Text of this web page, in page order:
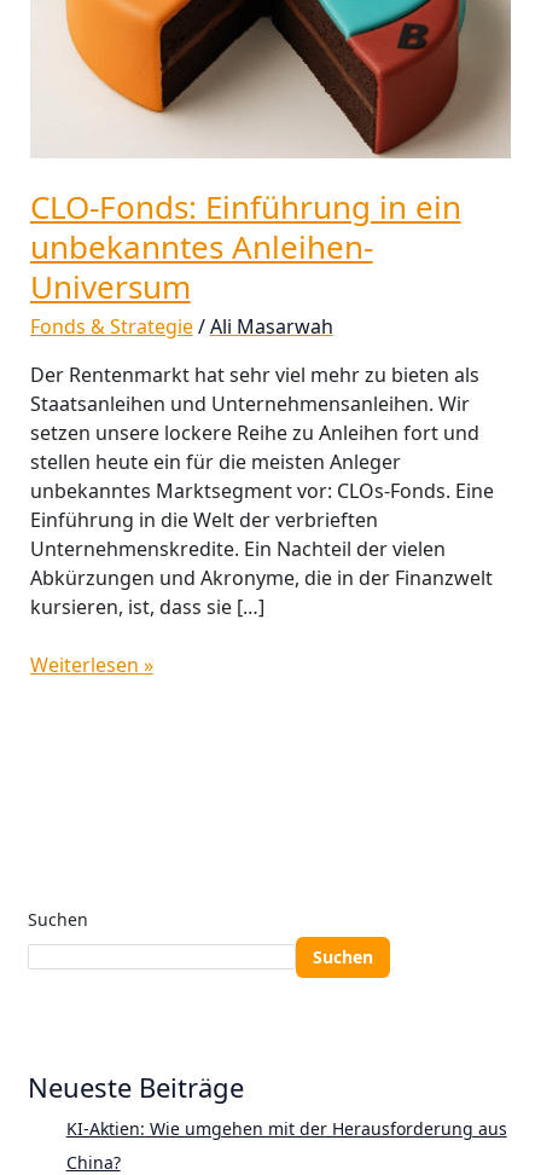
CLO-Fonds: Einführung in ein
unbekanntes Anleihen-
Universum
Fonds & Strategie/Ali Masarwah
Der Rentenmarkt hat sehr viel mehr zu bieten als
Staatsanleihen und Unternehmensanleihen. Wir
setzen unsere lockere Reihe zu Anleihen fort und
stellen heute ein für die meisten Anleger
unbekanntes Marktsegment vor: CLOs-Fonds. Eine
Einführung in die Welt der verbrieften
Unternehmenskredite. Ein Nachteil der vielen
Abkürzungen und Akronyme, die in der Finanzwelt
kursieren, ist, dass sie […]
Anleihen-
Universum
Weiterlesen »
Suchen
Suchen
Neueste Beiträge
KI-Aktien: Wie umgehen mit der Herausforderung aus
China?